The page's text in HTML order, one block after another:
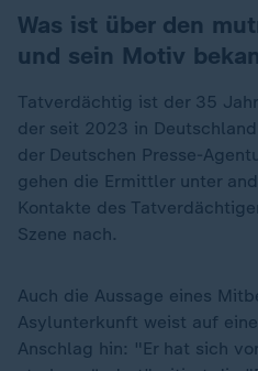
Was ist über den
und sein Motiv
Tatverdächtig ist der 35
der seit 2023 in
der Deutschen Presse-
gehen die Ermittler unter
Kontakte des
Szene nach.
Auch die Aussage eines
Asylunterkunft weist auf
Anschlag hin: "Er hat sich